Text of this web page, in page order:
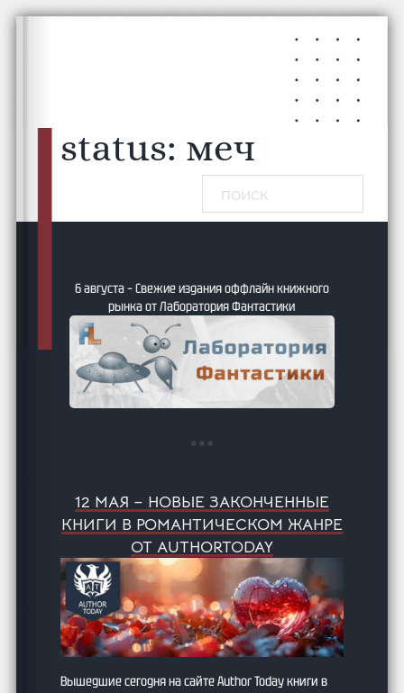
Перейти к основному содержанию
Перейти к нижнему колонтитулу
status: |
Поиск
6 августа – Свежие издания оффлайн книжного
рынка от Лаборатория Фантастики
12 МАЯ – НОВЫЕ ЗАКОНЧЕННЫЕ
КНИГИ В РОМАНТИЧЕСКОМ ЖАНРЕ
ОТ AUTHORTODAY
Вышедшие сегодня на сайте Author Today книги в